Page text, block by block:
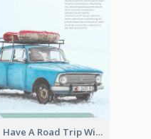
Have A Road Trip With Cars Flyer